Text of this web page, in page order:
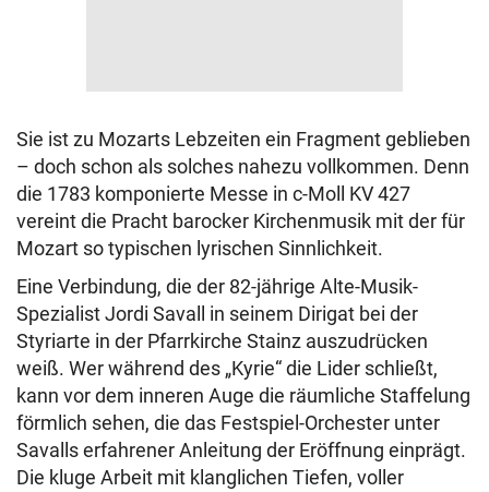
Sie ist zu Mozarts Lebzeiten ein Fragment geblieben
– doch schon als solches nahezu vollkommen. Denn
die 1783 komponierte Messe in c-Moll KV 427
vereint die Pracht barocker Kirchenmusik mit der für
Mozart so typischen lyrischen Sinnlichkeit.
Eine Verbindung, die der 82-jährige Alte-Musik-
Spezialist Jordi Savall in seinem Dirigat bei der
Styriarte in der Pfarrkirche Stainz auszudrücken
weiß. Wer während des „Kyrie“ die Lider schließt,
kann vor dem inneren Auge die räumliche Staffelung
förmlich sehen, die das Festspiel-Orchester unter
Savalls erfahrener Anleitung der Eröffnung einprägt.
Die kluge Arbeit mit klanglichen Tiefen, voller